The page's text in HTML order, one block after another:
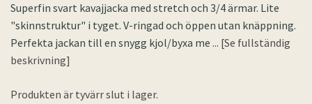
Superfin svart kavajjacka med stretch och 3/4 ärmar. Lite
"skinnstruktur" i tyget. V-ringad och öppen utan knäppning.
Perfekta jackan till en snygg kjol/byxa me ... [Se fullständig
beskrivning]
Produkten är tyvärr slut i lager.